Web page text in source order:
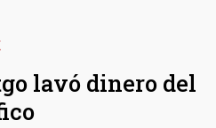
lavó dinero del